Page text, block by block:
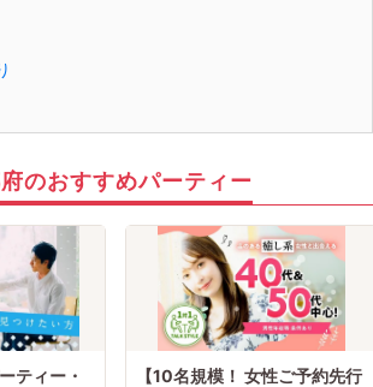
のおすすめパーティー
ティー・
【10名規模！ 女性ご予約先行